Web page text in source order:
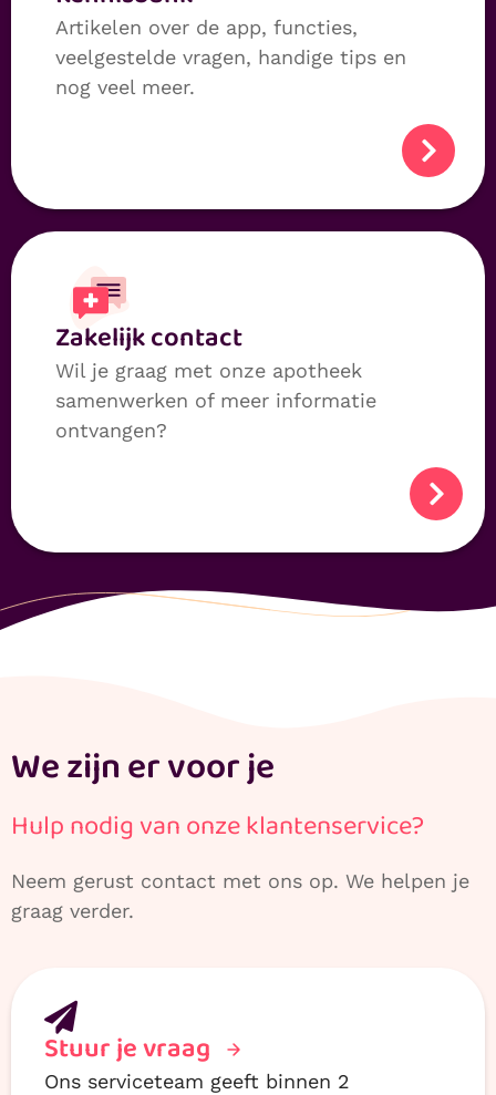
Artikelen over de app, functies,
veelgestelde vragen, handige tips en
nog veel meer.
Zakelijk contact
Wil je graag met onze apotheek
samenwerken of meer informatie
ontvangen?
We zijn er voor je
Hulp nodig van onze klantenservice?
Neem gerust contact met ons op. We helpen je
graag verder.
Stuur je vraag
Ons serviceteam geeft binnen 2